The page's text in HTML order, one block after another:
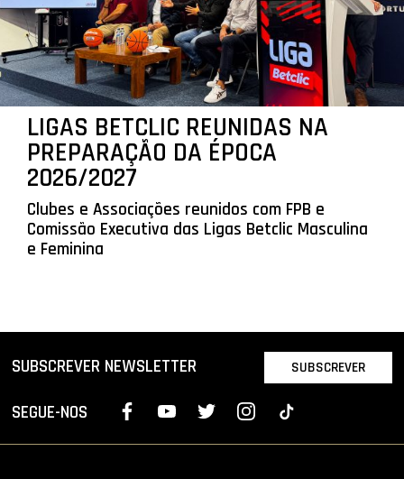
LIGAS BETCLIC REUNIDAS NA
PREPARAÇÃO DA ÉPOCA
2026/2027
Clubes e Associações reunidos com FPB e
Comissão Executiva das Ligas Betclic Masculina
e Feminina
SUBSCREVER NEWSLETTER SUBSCREVER
SEGUE-NOS